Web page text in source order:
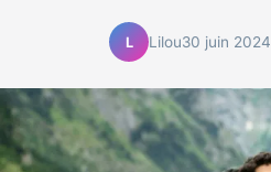
L Lilou30 juin 2024